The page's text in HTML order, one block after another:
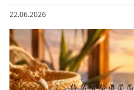
22.06.2026